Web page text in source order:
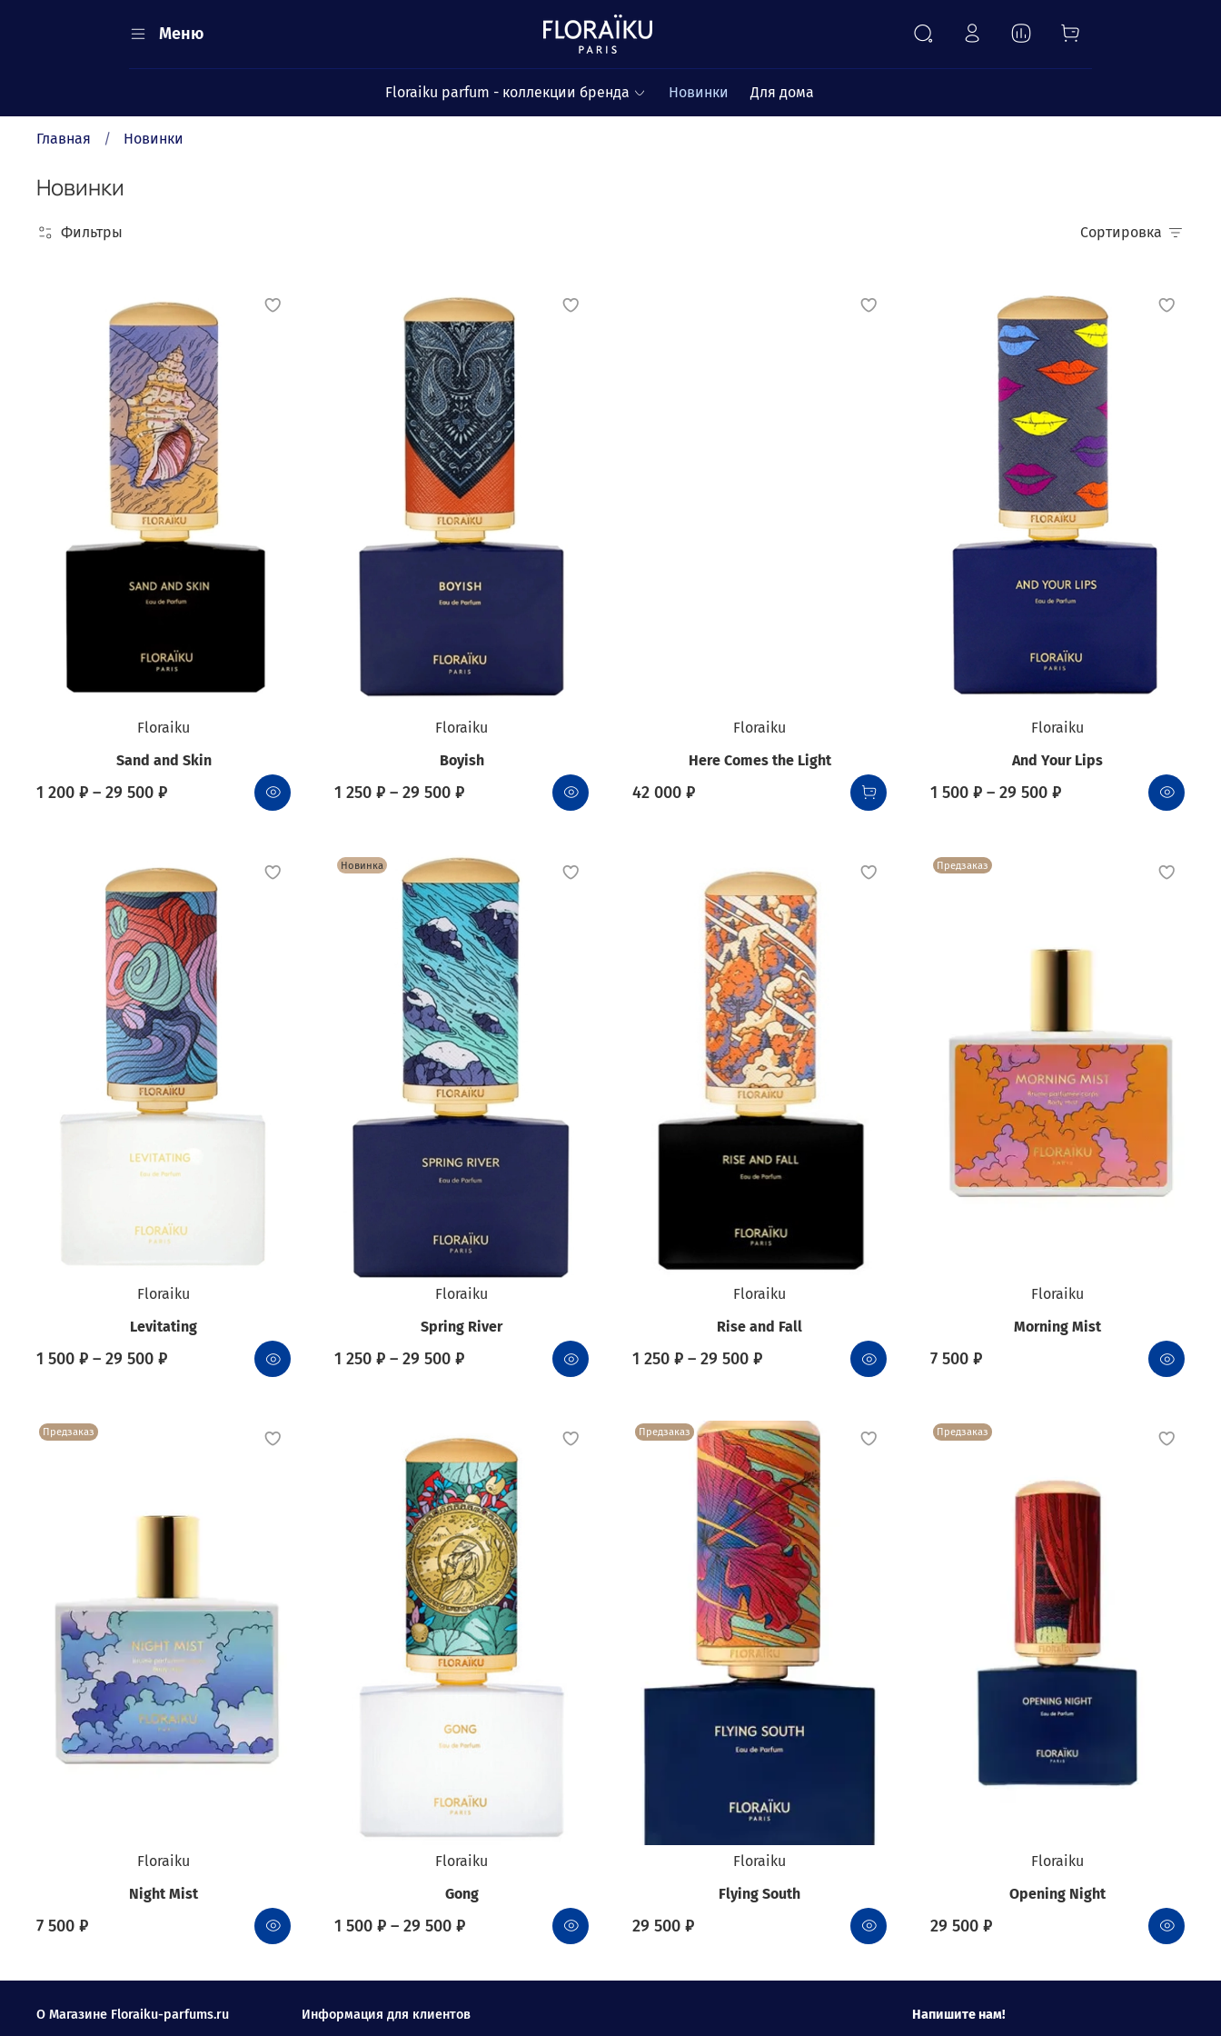
Меню
Floraiku parfum - коллекции бренда Новинки Для дома
Главная Новинки
Новинки
Фильтры Сортировка
Floraiku
Sand and Skin
1 200 ₽ – 29 500 ₽
Floraiku
Boyish
1 250 ₽ – 29 500 ₽
Floraiku
Here Comes the Light
42 000 ₽
Floraiku
And Your Lips
1 500 ₽ – 29 500 ₽
Floraiku
Levitating
1 500 ₽ – 29 500 ₽
Новинка
Floraiku
Spring River
1 250 ₽ – 29 500 ₽
Floraiku
Rise and Fall
1 250 ₽ – 29 500 ₽
Предзаказ
Floraiku
Morning Mist
7 500 ₽
Предзаказ
Floraiku
Night Mist
7 500 ₽
Floraiku
Gong
1 500 ₽ – 29 500 ₽
Предзаказ
Floraiku
Flying South
29 500 ₽
Предзаказ
Floraiku
Opening Night
29 500 ₽
О Магазине Floraiku-parfums.ru Информация для клиентов Напишите нам!